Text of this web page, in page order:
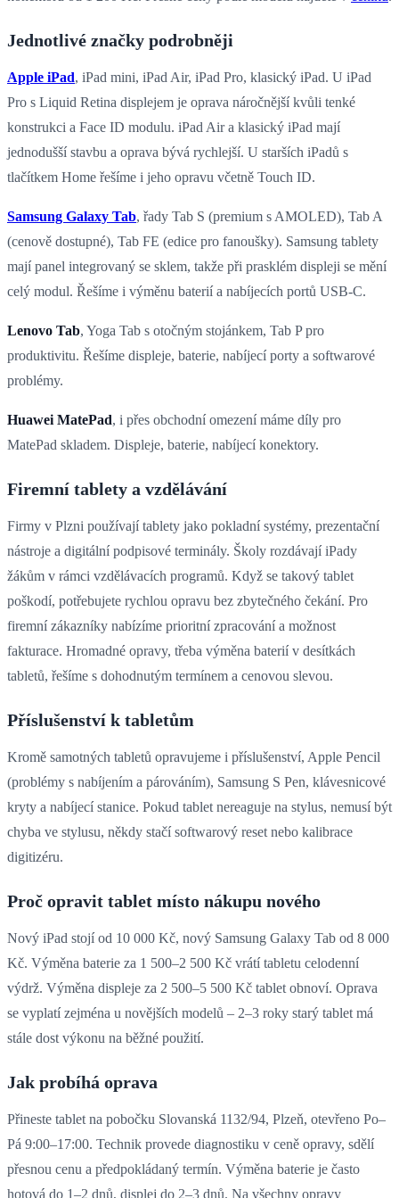
Jednotlivé značky podrobněji
Apple iPad, iPad mini, iPad Air, iPad Pro, klasický iPad. U iPad
Pro s Liquid Retina displejem je oprava náročnější kvůli tenké
konstrukci a Face ID modulu. iPad Air a klasický iPad mají
jednodušší stavbu a oprava bývá rychlejší. U starších iPadů s
tlačítkem Home řešíme i jeho opravu včetně Touch ID.
Samsung Galaxy Tab, řady Tab S (premium s AMOLED), Tab A
(cenově dostupné), Tab FE (edice pro fanoušky). Samsung tablety
mají panel integrovaný se sklem, takže při prasklém displeji se mění
celý modul. Řešíme i výměnu baterií a nabíjecích portů USB-C.
Lenovo Tab, Yoga Tab s otočným stojánkem, Tab P pro
produktivitu. Řešíme displeje, baterie, nabíjecí porty a softwarové
problémy.
Huawei MatePad, i přes obchodní omezení máme díly pro
MatePad skladem. Displeje, baterie, nabíjecí konektory.
Firemní tablety a vzdělávání
Firmy v Plzni používají tablety jako pokladní systémy, prezentační
nástroje a digitální podpisové terminály. Školy rozdávají iPady
žákům v rámci vzdělávacích programů. Když se takový tablet
poškodí, potřebujete rychlou opravu bez zbytečného čekání. Pro
firemní zákazníky nabízíme prioritní zpracování a možnost
fakturace. Hromadné opravy, třeba výměna baterií v desítkách
tabletů, řešíme s dohodnutým termínem a cenovou slevou.
Příslušenství k tabletům
Kromě samotných tabletů opravujeme i příslušenství, Apple Pencil
(problémy s nabíjením a párováním), Samsung S Pen, klávesnicové
kryty a nabíjecí stanice. Pokud tablet nereaguje na stylus, nemusí být
chyba ve stylusu, někdy stačí softwarový reset nebo kalibrace
digitizéru.
Proč opravit tablet místo nákupu nového
Nový iPad stojí od 10 000 Kč, nový Samsung Galaxy Tab od 8 000
Kč. Výměna baterie za 1 500–2 500 Kč vrátí tabletu celodenní
výdrž. Výměna displeje za 2 500–5 500 Kč tablet obnoví. Oprava
se vyplatí zejména u novějších modelů – 2–3 roky starý tablet má
stále dost výkonu na běžné použití.
Jak probíhá oprava
Přineste tablet na pobočku Slovanská 1132/94, Plzeň, otevřeno Po–
Pá 9:00–17:00. Technik provede diagnostiku v ceně opravy, sdělí
přesnou cenu a předpokládaný termín. Výměna baterie je často
hotová do 1–2 dnů, displej do 2–3 dnů. Na všechny opravy